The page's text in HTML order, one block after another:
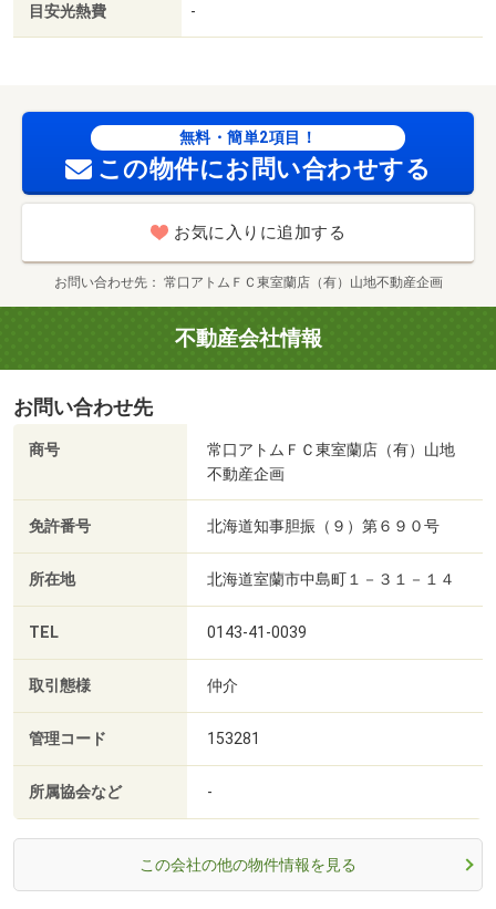
目安光熱費 -
無料・簡単2項目！
この物件にお問い合わせする
お気に入りに追加する
お問い合わせ先 常口アトムＦＣ東室蘭店（有）山地不動産企画
不動産会社情報
お問い合わせ先
商号
常口アトムＦＣ東室蘭店（有）山地
不動産企画
免許番号 北海道知事胆振（９）第６９０号
所在地 北海道室蘭市中島町１－３１－１４
TEL 0143-41-0039
取引態様 仲介
管理コード 153281
所属協会など -
この会社の他の物件情報を見る